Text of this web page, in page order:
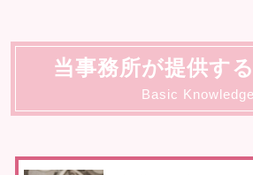
当事務所が提供す
Basic Knowledge